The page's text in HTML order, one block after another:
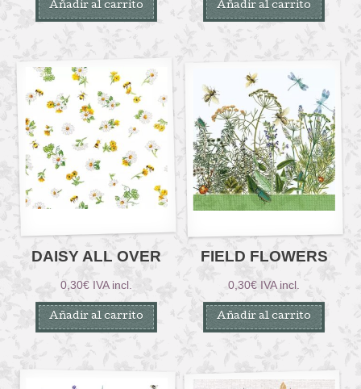
Añadir al carrito Añadir al carrito
DAISY ALL OVER
0,30€ IVA incl.
Añadir al carrito
FIELD FLOWERS
0,30€ IVA incl.
Añadir al carrito